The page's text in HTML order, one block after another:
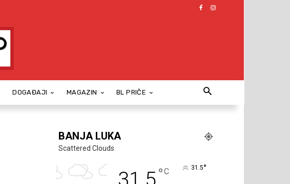
DOGAĐAJI MAGAZIN BL PRIČE
BANJA LUKA
Scattered Clouds
°C 31.5°